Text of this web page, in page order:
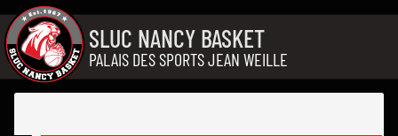
Aller au contenu
SLUC NANCY BASKET
PALAIS DES SPORTS JEAN WEILLE